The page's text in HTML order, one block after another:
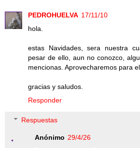
PEDROHUELVA 17/11/10
hola.
estas Navidades, sera nuestra
pesar de ello, aun no conozco,
mencionas. Aprovecharemos para
gracias y saludos.
Responder
Respuestas
Anónimo 29/4/26